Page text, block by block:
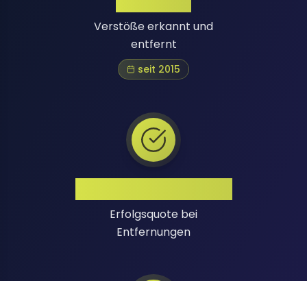
Verstöße erkannt und
entfernt
seit 2015
Erfolgsquote bei
Entfernungen